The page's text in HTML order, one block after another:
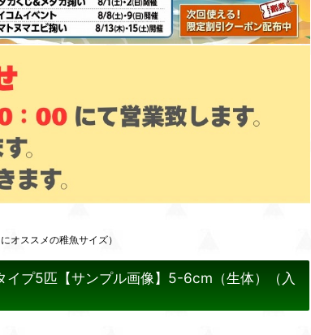
オススメの稚魚サイズ）
イプ5匹【サンプル画像】5-6cm（生体）（入